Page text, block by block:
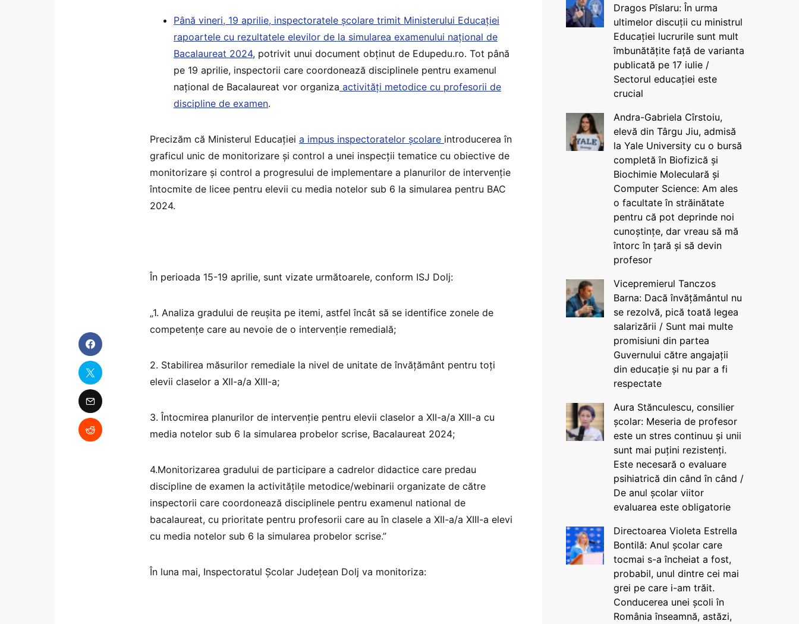
Până vineri, 19 aprilie, inspectoratele școlare trimit Ministerului Educației
rapoartele cu rezultatele elevilor de la simularea examenului național de
Bacalaureat 2024, potrivit unui document obținut de Edupedu.ro. Tot până
pe 19 aprilie, inspectorii care coordonează disciplinele pentru examenul
național de Bacalaureat vor organiza activități metodice cu profesorii de
discipline de examen.
Precizăm că Ministerul Educației a impus inspectoratelor școlare introducerea în
graficul unic de monitorizare și control a unei inspecții tematice cu obiective de
monitorizare și control a progresului de implementare a planurilor de intervenție
întocmite de licee pentru elevii cu media notelor sub 6 la simularea pentru BAC
2024.
În perioada 15-19 aprilie, sunt vizate următoarele, conform ISJ Dolj:
„1. Analiza gradului de reușita pe itemi, astfel încât să se identifice zonele de
competențe care au nevoie de o intervenție remedială;
2. Stabilirea măsurilor remediale la nivel de unitate de învăţământ pentru toți
elevii claselor a XII-a/a XIII-a;
3. Întocmirea planurilor de intervenție pentru elevii claselor a XII-a/a XIII-a cu
media notelor sub 6 la simularea probelor scrise, Bacalaureat 2024;
4.Monitorizarea gradului de participare a cadrelor didactice care predau
discipline de examen la activităţile metodice/webinarii organizate de către
inspectorii care coordonează disciplinele pentru examenul national de
bacalaureat, cu prioritate pentru profesorii care au în clasele a XII-a/a XIII-a elevi
cu media notelor sub 6 la simularea probelor scrise.”
În luna mai, Inspectoratul Școlar Județean Dolj va monitoriza:
Dragos Pîslaru: În urma
ultimelor discuții cu ministrul
Educației lucrurile sunt mult
îmbunătățite față de varianta
publicată pe 17 iulie /
Sectorul educației este
crucial
Andra-Gabriela Cîrstoiu,
elevă din Târgu Jiu, admisă
la Yale University cu o bursă
completă în Biofizică și
Biochimie Moleculară și
Computer Science: Am ales
o facultate în străinătate
pentru că pot deprinde noi
cunoștințe, dar vreau să mă
întorc în țară și să devin
profesor
Vicepremierul Tanczos
Barna: Dacă învățământul nu
se rezolvă, pică toată legea
salarizării / Sunt mai multe
promisiuni din partea
Guvernului către angajații
din educație și nu par a fi
respectate
Aura Stănculescu, consilier
școlar: Meseria de profesor
este un stres continuu și unii
sunt mai puțini rezistenți.
Este necesară o evaluare
psihiatrică din când în când /
De anul școlar viitor
evaluarea este obligatorie
Directoarea Violeta Estrella
Bontilă: Anul școlar care
tocmai s-a încheiat a fost,
probabil, unul dintre cei mai
grei pe care i-am trăit.
Conducerea unei școli în
România înseamnă, astăzi,